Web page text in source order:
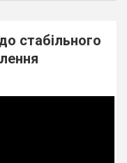
стабільного